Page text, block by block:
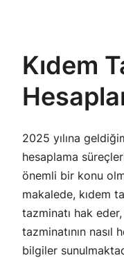
Kıdem
2025 yılına
hesaplama
önemli bir konu
makalede, kıdem
tazminatı hak
tazminatının nasıl
bilgiler